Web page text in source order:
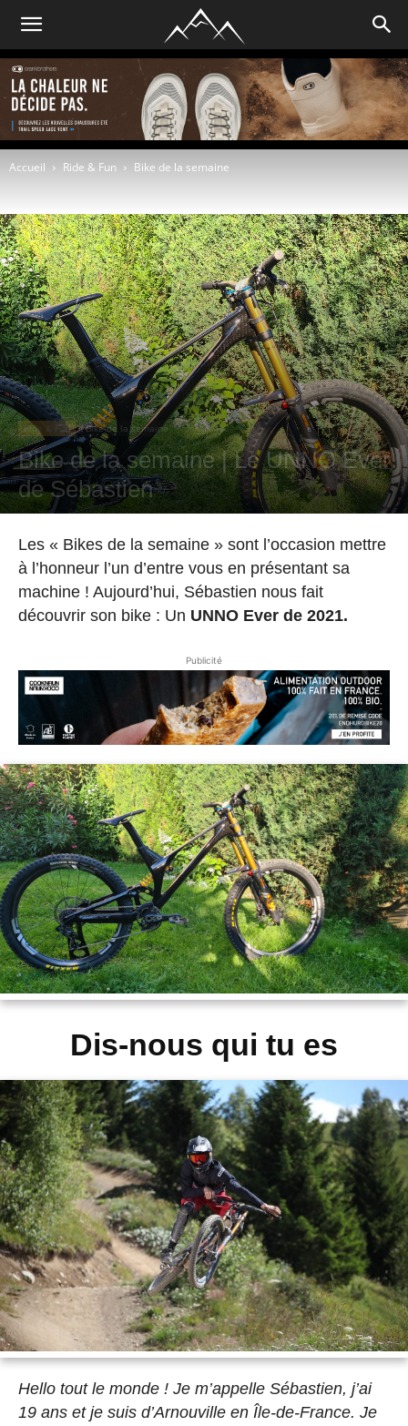
Accueil Ride & Fun Bike de la semaine
Ride & Fun Bike de la semaine
Bike de la semaine | Le UNNO Ever
de Sébastien
Par Hugo Rodriguez - 20 septembre 2021
Les « Bikes de la semaine » sont l’occasion mettre
à l’honneur l’un d’entre vous en présentant sa
machine ! Aujourd’hui, Sébastien nous fait
découvrir son bike : Un UNNO Ever de 2021.
Publicité
Dis-nous qui tu es
Hello tout le monde ! Je m’appelle Sébastien, j’ai
19 ans et je suis d’Arnouville en Île-de-France. Je